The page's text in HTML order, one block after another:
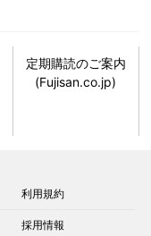
定期購読のご案内
(Fujisan.co.jp)
利用規約
採用情報